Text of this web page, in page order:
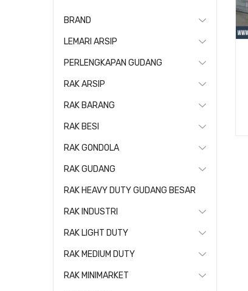
BRAND
LEMARI ARSIP
PERLENGKAPAN GUDANG
RAK ARSIP
RAK BARANG
RAK BESI
RAK GONDOLA
RAK GUDANG
RAK HEAVY DUTY GUDANG BESAR
RAK INDUSTRI
RAK LIGHT DUTY
RAK MEDIUM DUTY
RAK MINIMARKET